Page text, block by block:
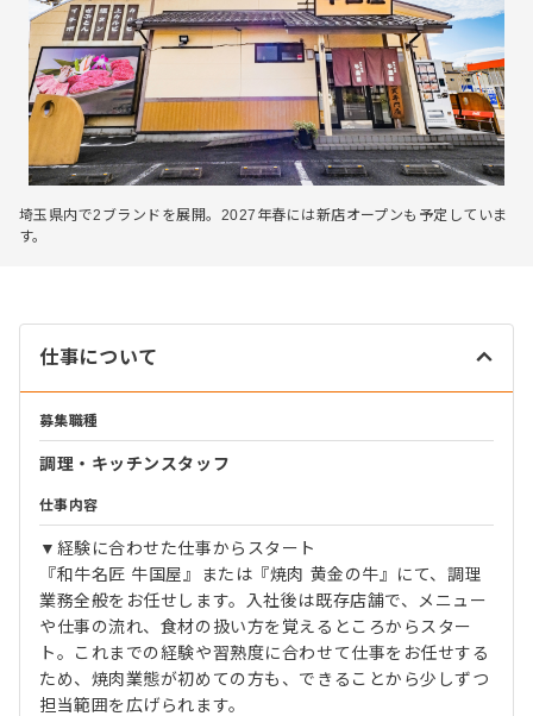
埼玉県内で2ブランドを展開。2027年春には新店オープンも予定していま
す。
仕事について
募集職種
調理・キッチンスタッフ
仕事内容
▼経験に合わせた仕事からスタート
『和牛名匠 牛国屋』または『焼肉 黄金の牛』にて、調理
業務全般をお任せします。入社後は既存店舗で、メニュー
や仕事の流れ、食材の扱い方を覚えるところからスター
ト。これまでの経験や習熟度に合わせて仕事をお任せする
ため、焼肉業態が初めての方も、できることから少しずつ
担当範囲を広げられます。